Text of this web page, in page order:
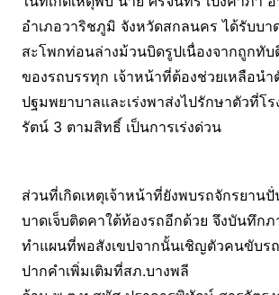
อำเภอวาริชภูมิ จังหวัดสกลนคร ได้รับบา
สะโพกท่อนล่างม้วนบิดรูปเนื่องจากถูกทับ
ของรถบรรทุก เจ้าหน้าที่ต้องช่วยเหลือนำ
ปฐมพยาบาลและเร่งพาส่งไปรักษาตัวที่โ
รัตน์ 3 ตามสิทธิ์ เป็นการเร่งด่วน
ส่วนที่เกิดเหตุเจ้าหน้าที่ยังพบรถจักรยาน
บาดเจ็บติดคาใต้ท้องรถอีกด้วย จึงบันทึกภ
ทำแผนที่พอสังเขปจากนั้นเชิญตัวคนขับร
ปากคำเพิ่มเติมที่สภ.บางพลี